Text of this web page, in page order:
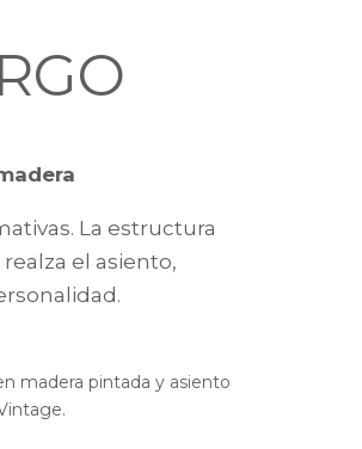
La estructura
el asiento,
madera pintada y asiento